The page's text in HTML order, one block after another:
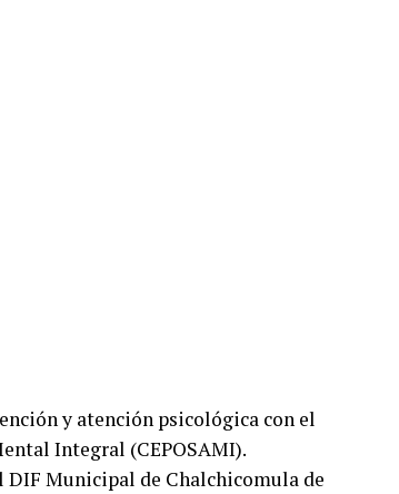
y atención psicológica con el
Integral (CEPOSAMI).
Municipal de Chalchicomula de